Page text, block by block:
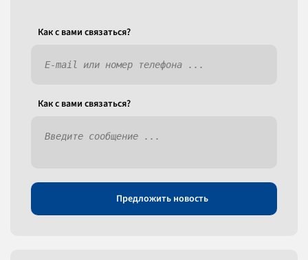
Как c вами связаться?
Как c вами связаться?
Предложить новость